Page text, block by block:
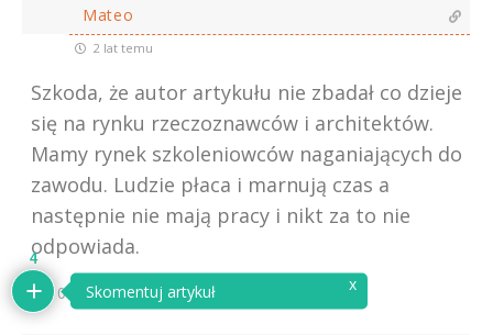
Mateo
2 lat temu
Szkoda, że autor artykułu nie zbadał co dzieje
się na rynku rzeczoznawców i architektów.
Mamy rynek szkoleniowców naganiających do
zawodu. Ludzie płaca i marnują czas a
następnie nie mają pracy i nikt za to nie
odpowiada.
0 Odpowiedz
4
Skomentuj artykuł x